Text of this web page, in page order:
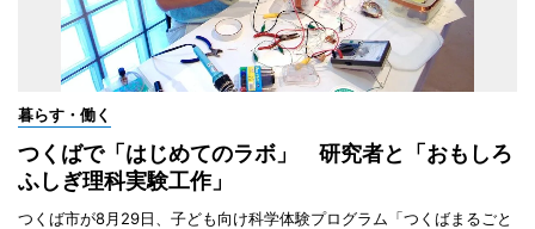
暮らす・働く
つくばで「はじめてのラボ」 研究者と「おもしろ
ふしぎ理科実験工作」
つくば市が8月29日、子ども向け科学体験プログラム「つくばまるごと